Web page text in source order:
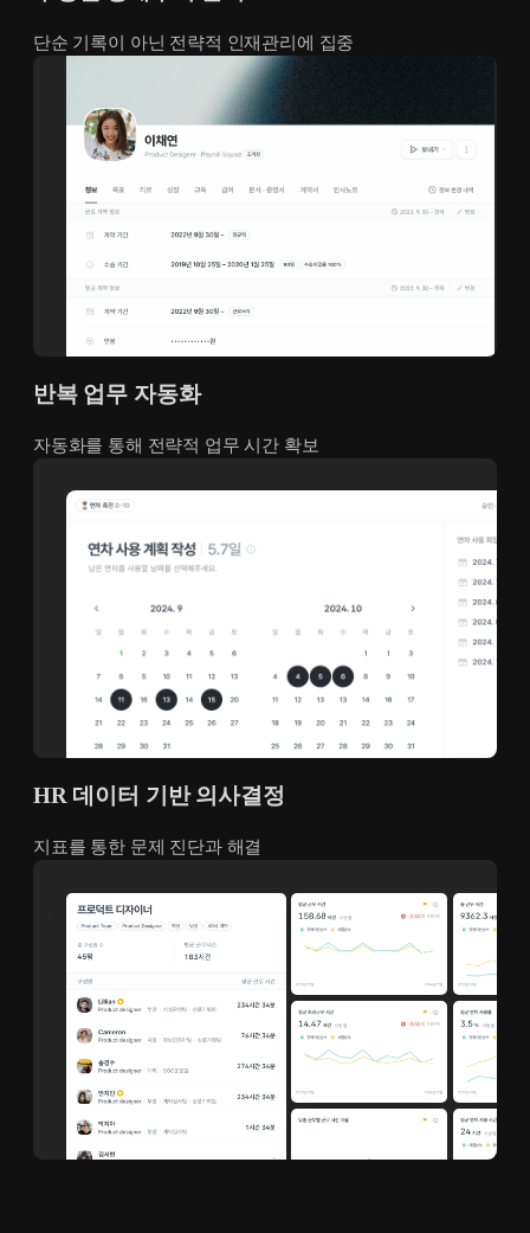
단순 기록이 아닌 전략적 인재관리에 집중
반복 업무 자동화
자동화를 통해 전략적 업무 시간 확보
HR 데이터 기반 의사결정
지표를 통한 문제 진단과 해결